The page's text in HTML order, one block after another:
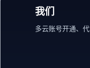
我们
多云账号开通、